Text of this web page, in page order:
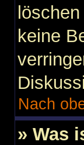
keine
Nach
» Was